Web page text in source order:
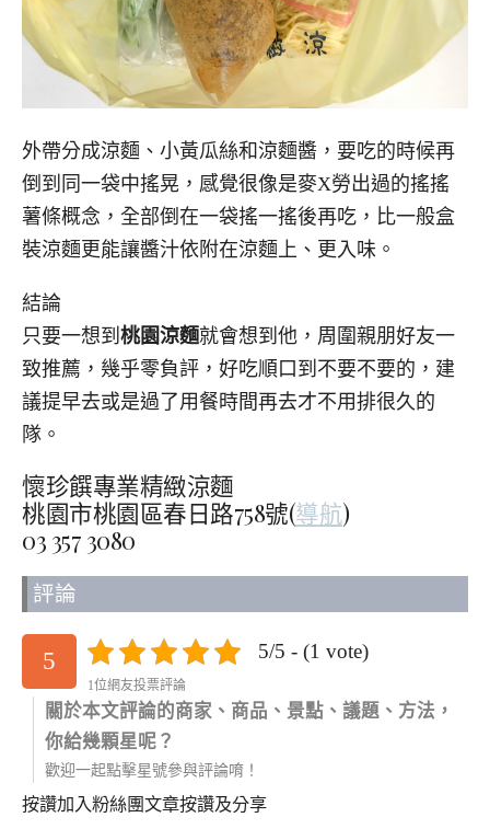
外帶分成涼麵、小黃瓜絲和涼麵醬，要吃的時候再
倒到同一袋中搖晃，感覺很像是麥X勞出過的搖搖
薯條概念，全部倒在一袋搖一搖後再吃，比一般盒
裝涼麵更能讓醬汁依附在涼麵上、更入味。
結論
只要一想到 桃園涼麵就會想到他，周圍親朋好友一
致推薦，幾乎零負評，好吃順口到不要不要的，建
議提早去或是過了用餐時間再去才不用排很久的
隊。
懷珍饌專業精緻涼麵
桃園市桃園區春日路758號(導航)
03 357 3080
評論
5 5/5 - (1 vote)
1位網友投票評論
關於本文評論的商家、商品、景點、議題、方法，
你給幾顆星呢？
歡迎一起點擊星號參與評論唷！
按讚加入粉絲團文章按讚及分享